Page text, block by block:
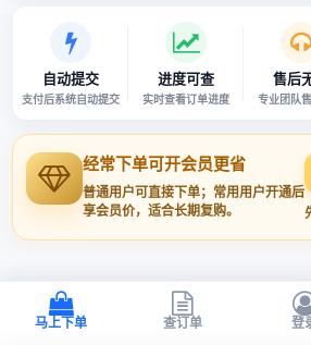
自动提交
支付后系统自动提交
进度可查
实时查看订单进度
售后
专业团队
经常下单可开会员更省
普通用户可直接下单；常用用户开通后
享会员价，适合长期复购。
马上下单 查订单 登